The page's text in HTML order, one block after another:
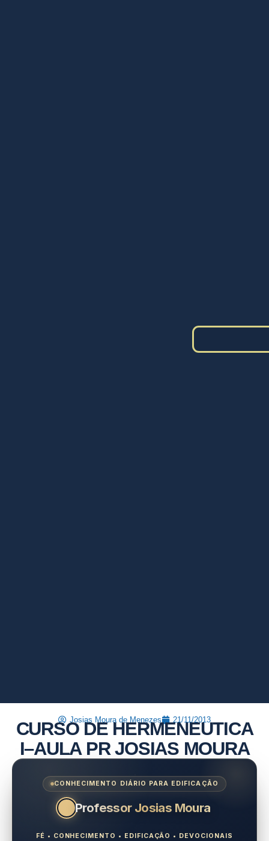
Josias Moura de Menezes 21/11/2013
CURSO DE HERMENEUTICA
I–AULA PR JOSIAS MOURA
CONHECIMENTO DIÁRIO PARA EDIFICAÇÃO
Professor Josias Moura
FÉ • CONHECIMENTO • EDIFICAÇÃO • DEVOCIONAIS